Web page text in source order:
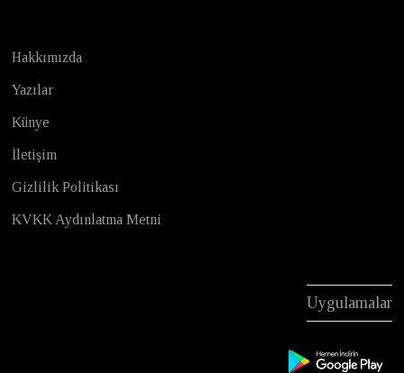
Hakkımızda
Yazılar
Künye
İletişim
Gizlilik Politikası
KVKK Aydınlatma Metni
Uygulamalar